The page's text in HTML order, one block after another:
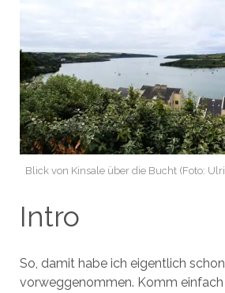
Blick von Kinsale über die Bucht (Foto:
Intro
So, damit habe ich eigentlich
vorweggenommen. Komm einfach